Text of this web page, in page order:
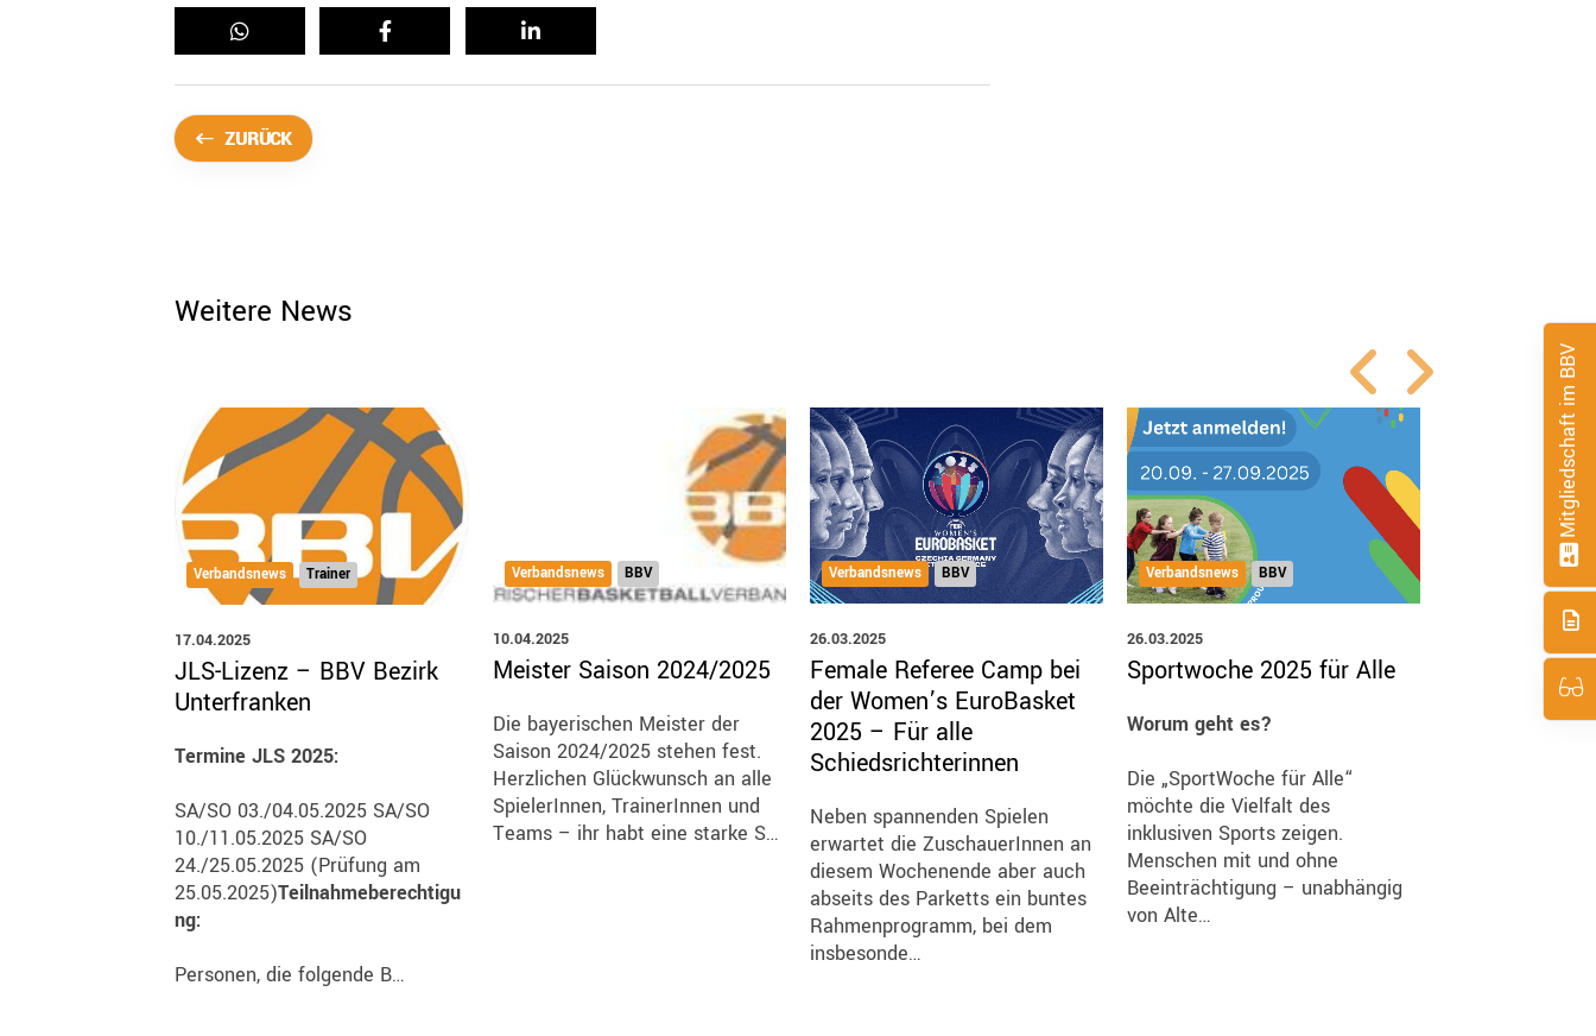
ZURÜCK
Weitere News
Verbandsnews Trainer
17.04.2025
JLS-Lizenz – BBV Bezirk
Unterfranken
Termine JLS 2025:
SA/SO 03./04.05.2025 SA/SO
10./11.05.2025 SA/SO
24./25.05.2025 (Prüfung am
25.05.2025)Teilnahmeberechtigu
ng:
Personen, die folgende B…
Verbandsnews BBV
10.04.2025
Meister Saison 2024/2025
Die bayerischen Meister der
Saison 2024/2025 stehen fest.
Herzlichen Glückwunsch an alle
SpielerInnen, TrainerInnen und
Teams – ihr habt eine starke S…
Verbandsnews BBV
26.03.2025
Female Referee Camp bei
der Women’s EuroBasket
2025 – Für alle
Schiedsrichterinnen
Neben spannenden Spielen
erwartet die ZuschauerInnen an
diesem Wochenende aber auch
abseits des Parketts ein buntes
Rahmenprogramm, bei dem
insbesonde…
Verbandsnews BBV
26.03.2025
Sportwoche 2025 für Alle
Worum geht es?
Die „SportWoche für Alle“
möchte die Vielfalt des
inklusiven Sports zeigen.
Menschen mit und ohne
Beeinträchtigung – unabhängig
von Alte…
Minitrainer-
Basketball-
Mitgliedschaft im BBV